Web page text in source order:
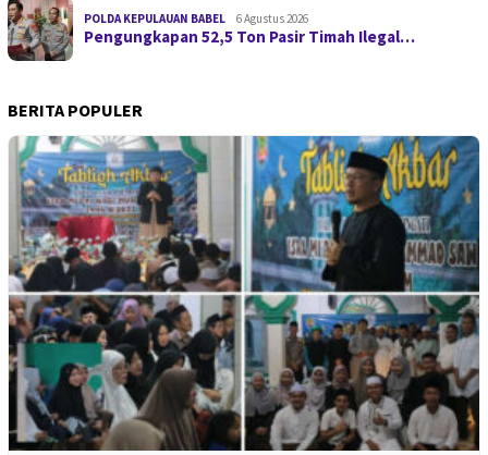
POLDA KEPULAUAN BABEL 6 Agustus 2026
Pengungkapan 52,5 Ton Pasir Timah Ilegal…
BERITA POPULER